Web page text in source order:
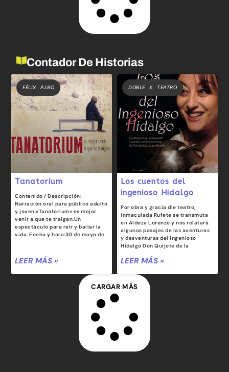
Contador De Historias
FÉLIX ALBO
Tanatorium
Contenido / Descripción:
Narración oral para público adulto
y joven.«Tanatorium» es mejor
venir a que te traigan.Un
espectáculo para reír y bailar la
vida. Fecha y hora:30 de mayo de
LEER MÁS »
DOBLE K TEATRO
Los cuentos del
ingenioso Hidalgo
Por obra y gracia dle teatro,
Inmaculada Rufete se transmuta
en Aldoza Lorenzo y nos relatará
algunos pasajes de las aventuras
y desventuras del Ingenioso
Hidalgo Don Quijote de la
LEER MÁS »
CARGAR MÁS